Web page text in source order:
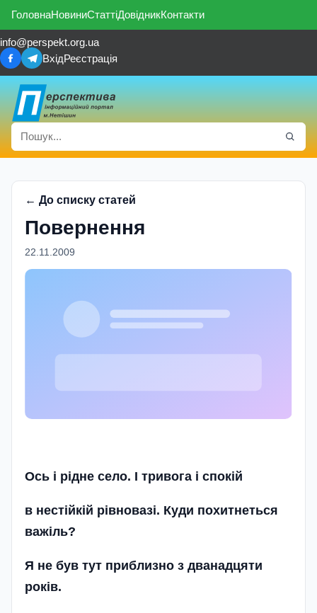
ГоловнаНовиниСтаттіДовідникКонтакти
info@perspekt.org.ua
ВхідРеєстрація
← До списку статей
Повернення
22.11.2009
Ось і рідне село. І тривога і спокій
в нестійкій рівновазі. Куди похитнеться
важіль?
Я не був тут приблизно з дванадцяти
років.